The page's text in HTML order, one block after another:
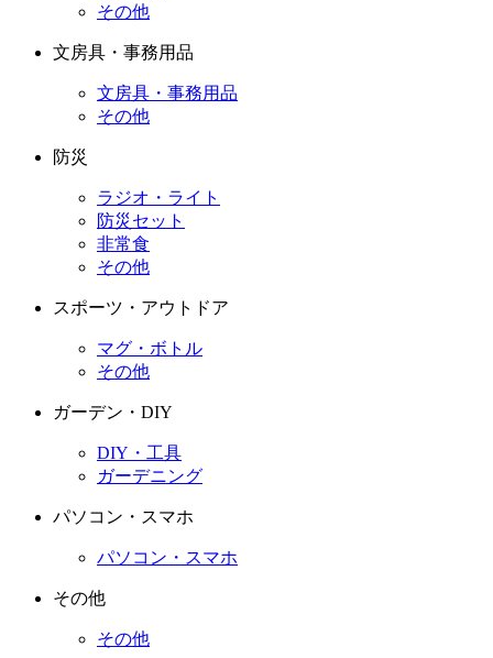
その他
文房具・事務用品
文房具・事務用品
その他
防災
ラジオ・ライト
防災セット
非常食
その他
スポーツ・アウトドア
マグ・ボトル
その他
ガーデン・DIY
DIY・工具
ガーデニング
パソコン・スマホ
パソコン・スマホ
その他
その他